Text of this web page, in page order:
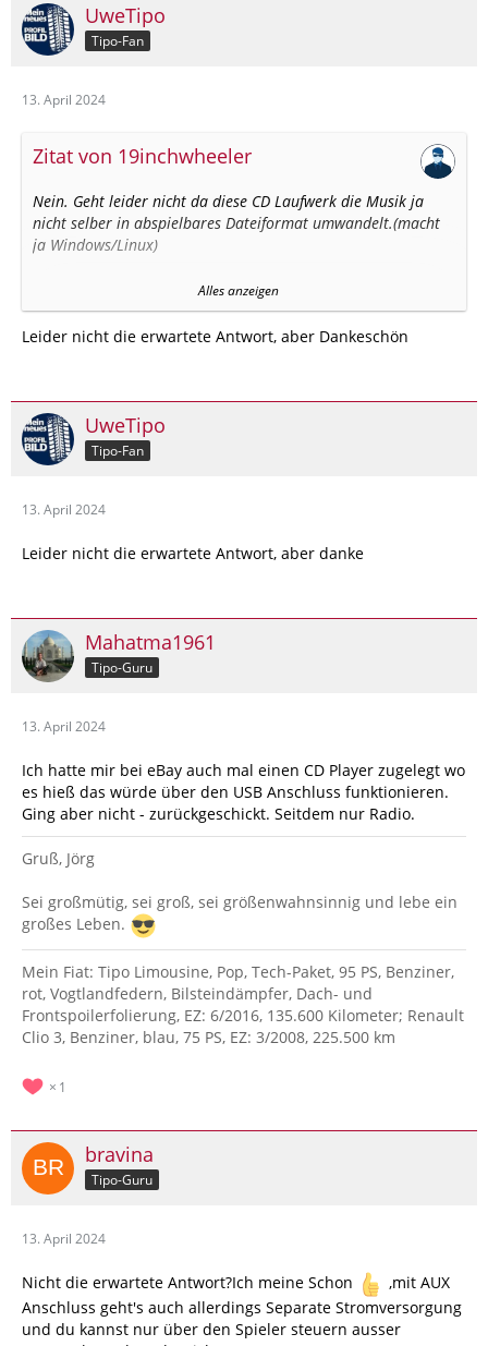
UweTipo
Tipo-Fan
13. April 2024
Zitat von 19inchwheeler
Nein. Geht leider nicht da diese CD Laufwerk die Musik ja
nicht selber in abspielbares Dateiformat umwandelt.(macht
ja Windows/Linux)
Du brauchst sowas. (die Qualität der Teile ist aber eher sehr
Mau...)
https://amzn.eu/d/1mC68kk
Oder wenn du noch neben dem USB den AUX Anschluß hast,
sowas per Klinkenkabel anschließen
Alles anzeigen
Leider nicht die erwartete Antwort, aber Dankeschön
UweTipo
Tipo-Fan
13. April 2024
Leider nicht die erwartete Antwort, aber danke
Mahatma1961
Tipo-Guru
13. April 2024
Ich hatte mir bei eBay auch mal einen CD Player zugelegt wo
es hieß das würde über den USB Anschluss funktionieren.
Ging aber nicht - zurückgeschickt. Seitdem nur Radio.
Gruß, Jörg
Sei großmütig, sei groß, sei größenwahnsinnig und lebe ein
großes Leben.
Mein Fiat: Tipo Limousine, Pop, Tech-Paket, 95 PS, Benziner,
rot, Vogtlandfedern, Bilsteindämpfer, Dach- und
Frontspoilerfolierung, EZ: 6/2016, 135.600 Kilometer; Renault
Clio 3, Benziner, blau, 75 PS, EZ: 3/2008, 225.500 km
1
bravina
Tipo-Guru
13. April 2024
Nicht die erwartete Antwort?Ich meine Schon
,mit AUX
Anschluss geht's auch allerdings Separate Stromversorgung
und du kannst nur über den Spieler steuern ausser